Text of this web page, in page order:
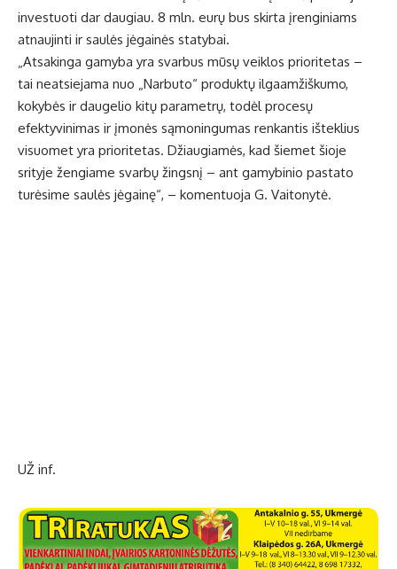
investuoti dar daugiau. 8 mln. eurų bus skirta įrenginiams
atnaujinti ir saulės jėgainės statybai.
„Atsakinga gamyba yra svarbus mūsų veiklos prioritetas –
tai neatsiejama nuo „Narbuto“ produktų ilgaamžiškumo,
kokybės ir daugelio kitų parametrų, todėl procesų
efektyvinimas ir įmonės sąmoningumas renkantis išteklius
visuomet yra prioritetas. Džiaugiamės, kad šiemet šioje
srityje žengiame svarbų žingsnį – ant gamybinio pastato
turėsime saulės jėgainę“, – komentuoja G. Vaitonytė.
UŽ inf.